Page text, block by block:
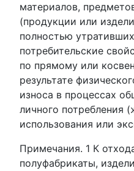
материалов,
(продукции или
полностью
потребительские
по прямому или
результате
износа в процессах
личного потребления
использования или
Примечания. 1 К
полуфабрикаты,